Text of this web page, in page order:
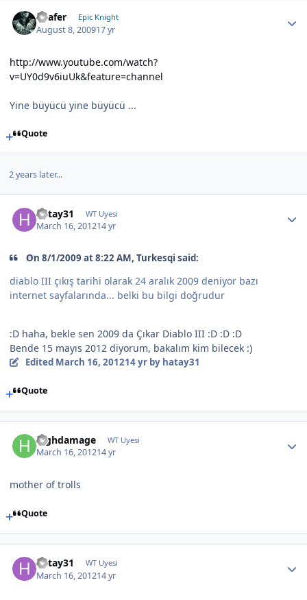
Loafer Epic Knight
August 8, 200917 yr
http://www.youtube.com/watch?
v=UY0d9v6iuUk&feature=channel
Yine büyücü yine büyücü ...
Quote
2 years later...
hatay31 WT Uyesi
March 16, 201214 yr
On 8/1/2009 at 8:22 AM, Turkesqi said:
diablo III çıkış tarihi olarak 24 aralık 2009 deniyor bazı
internet sayfalarında... belki bu bilgi doğrudur
:D haha, bekle sen 2009 da Çıkar Diablo III :D :D :D
Bende 15 mayıs 2012 diyorum, bakalım kim bilecek :)
Edited March 16, 201214 yrby hatay31
Quote
highdamage WT Uyesi
March 16, 201214 yr
mother of trolls
Quote
hatay31 WT Uyesi
March 16, 201214 yr